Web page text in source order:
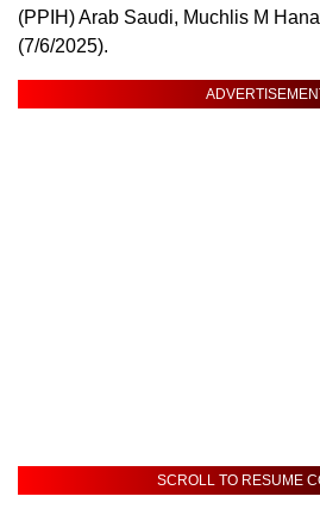
(PPIH) Arab Saudi, Muchlis M
(7/6/2025).
SCROLL TO RESUME